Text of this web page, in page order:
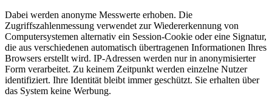
Dabei werden anonyme Messwerte erhoben. Die
Zugriffszahlenmessung verwendet zur Wiedererkennung von
Computersystemen alternativ ein Session-Cookie oder eine Signatur,
die aus verschiedenen automatisch übertragenen Informationen Ihres
Browsers erstellt wird. IP-Adressen werden nur in anonymisierter
Form verarbeitet. Zu keinem Zeitpunkt werden einzelne Nutzer
identifiziert. Ihre Identität bleibt immer geschützt. Sie erhalten über
das System keine Werbung.